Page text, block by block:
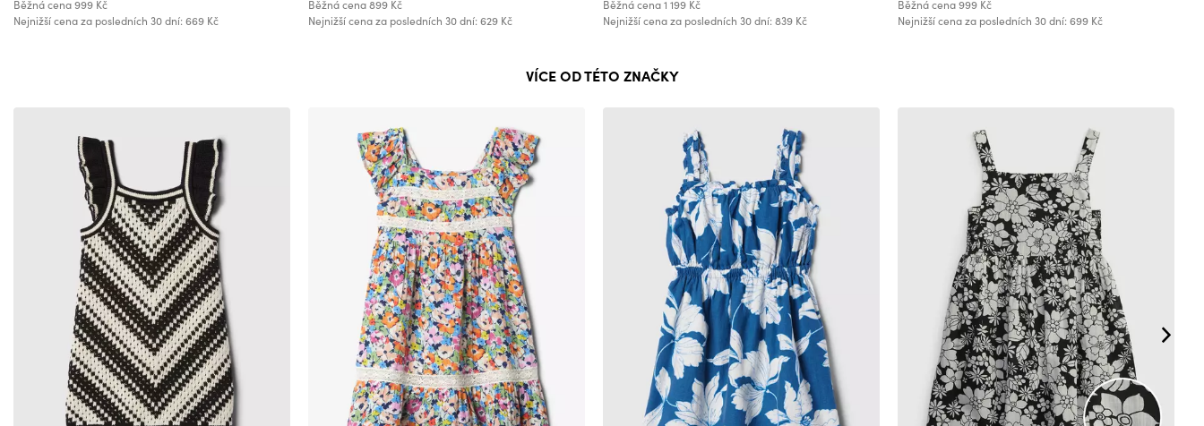
Běžná cena999 Kč
Nejnižší cena za posledních 30 dní: 669 Kč
Běžná cena899 Kč
Nejnižší cena za posledních 30 dní: 629 Kč
Běžná cena1 199 Kč
Nejnižší cena za posledních 30 dní: 839 Kč
Běžná cena999 Kč
Nejnižší cena za posledních 30 dní: 699 Kč
VÍCE OD TÉTO ZNAČKY